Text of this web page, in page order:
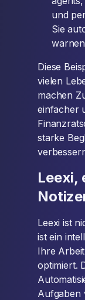
und
Sie
Diese
vielen
machen
einfacher
starke
Leexi,
Leexi ist
ist ein
Ihre
optimiert.
Aufgaben